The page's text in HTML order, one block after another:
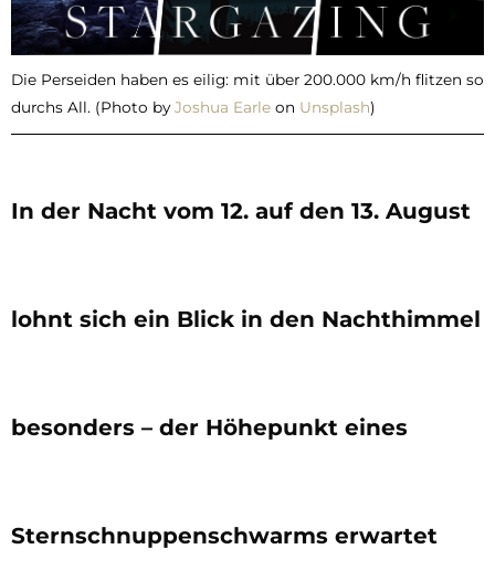
Die Perseiden haben es eilig: mit über 200.000 km/h flitzen so
durchs All. (Photo byJoshua Earle on Unsplash)
In der Nacht vom 12. auf den 13. August
lohnt sich ein Blick in den Nachthimmel
besonders – der Höhepunkt eines
Sternschnuppenschwarms erwartet